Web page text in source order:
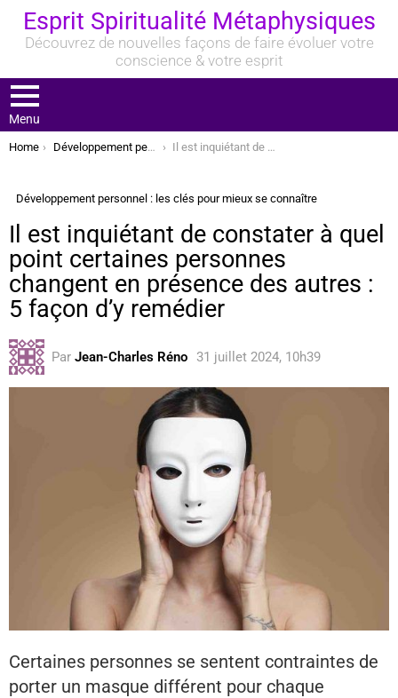
Esprit Spiritualité Métaphysiques
Découvrez de nouvelles façons de faire évoluer votre
conscience & votre esprit
Menu
You are here:
Home Développement personnel : les clés pour mieux se connaître Il est inquiétant de constater à quel point certaines personnes changent en présence des autres : 5 façon d’y remédier
Développement personnel : les clés pour mieux se connaître
Il est inquiétant de constater à quel
point certaines personnes
changent en présence des autres :
5 façon d’y remédier
Par Jean-Charles Réno 31 juillet 2024, 10h39
Certaines personnes se sentent contraintes de
porter un masque différent pour chaque